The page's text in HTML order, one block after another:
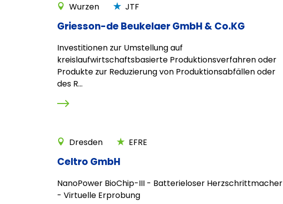
Wurzen JTF
Griesson-de Beukelaer GmbH & Co.KG
Investitionen zur Umstellung auf
kreislaufwirtschaftsbasierte Produktionsverfahren oder
Produkte zur Reduzierung von Produktionsabfällen oder
des R...
Dresden EFRE
Celtro GmbH
NanoPower BioChip-III - Batterieloser Herzschrittmacher
- Virtuelle Erprobung